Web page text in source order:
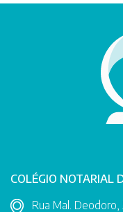
COLÉGIO NOTARIAL
Rua Mal.